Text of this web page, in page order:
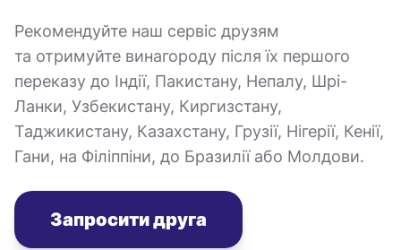
Рекомендуйте наш сервіс друзям
та отримуйте винагороду після їх першого
переказу до Індії, Пакистану, Непалу, Шрі-
Ланки, Узбекистану, Киргизстану,
Таджикистану, Казахстану, Грузії, Нігерії, Кенії,
Гани, на Філіппіни, до Бразилії або Молдови.
Запросити друга